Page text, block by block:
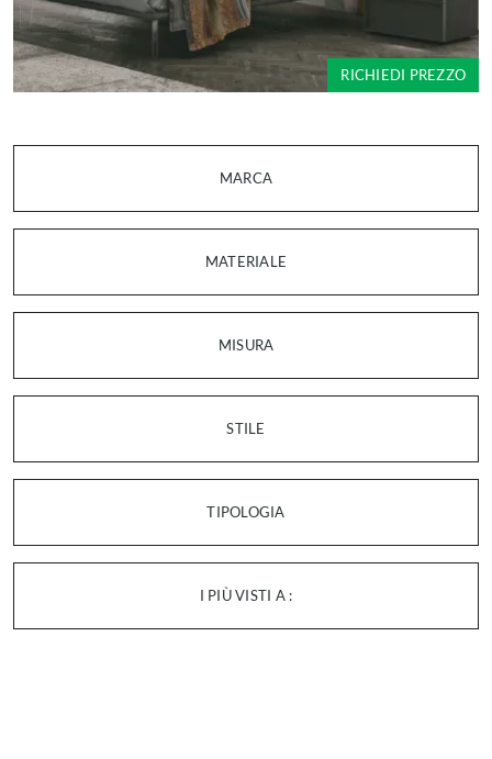
MARCA
MATERIALE
MISURA
STILE
TIPOLOGIA
I PIÙ VISTI A :
RICHIEDI PREZZO